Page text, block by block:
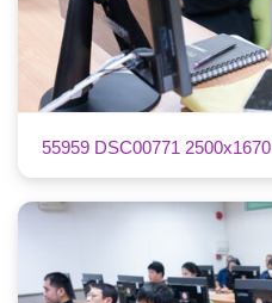
55959 DSC00771 2500x1670